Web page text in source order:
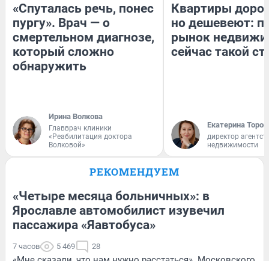
«Спуталась речь, понес
пургу». Врач — о
смертельном диагнозе,
который сложно
обнаружить
Ирина Волкова
Главврач клиники
«Реабилитация доктора
Волковой»
Квартиры
но дешевеют:
рынок
сейчас такой
Екатерина
директор
недвижимости
РЕКОМЕНДУЕМ
«Четыре месяца больничных»: в
Ярославле автомобилист изувечил
пассажира «Яавтобуса»
7 часов 5 469 28